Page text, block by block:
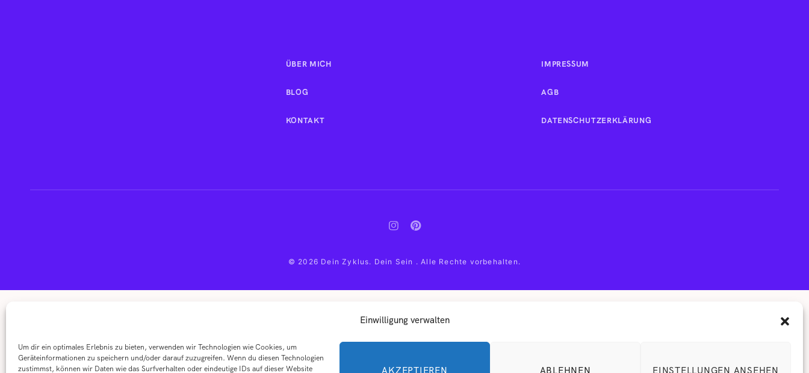
Einwilligung verwalten
Um dir ein optimales Erlebnis zu bieten, verwenden wir Technologien wie Cookies, um
Geräteinformationen zu speichern und/oder darauf zuzugreifen. Wenn du diesen Technologien
zustimmst, können wir Daten wie das Surfverhalten oder eindeutige IDs auf dieser Website
AKZEPTIEREN ABLEHNEN EINSTELLUNGEN ANSEHEN
ÜBER MICH
BLOG
KONTAKT
IMPRESSUM
AGB
DATENSCHUTZERKLÄRUNG
© 2026 Dein Zyklus. Dein Sein . Alle Rechte vorbehalten.